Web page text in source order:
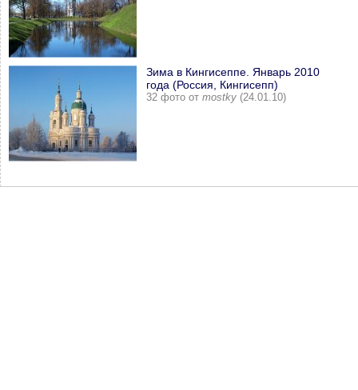
Зима в Кингисеппе. Январь 2010
года (Россия, Кингисепп)
32 фото от mostky (24.01.10)